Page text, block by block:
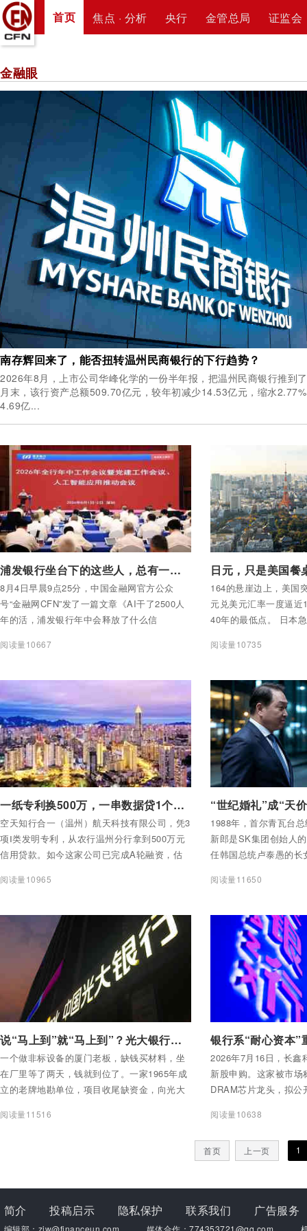
首页 焦点 · 分析 央行 金管总局 证监会
金融眼
南存辉回来了，能否扭转温州民商银行的下行趋势？
2026年8月，上市公司华峰化学的一份半年报，把温州民商银行推到了聚光灯下
月末，该行资产总额509.70亿元，较年初减少14.53亿元，缩水
4.69亿...
浦发银行坐台下的这些人，总有一天被AI取代？
8月4日早晨9点25分，中国金融网官方公众
号“金融网CFN”发了一篇文章《AI干了2500人
年的活，浦发银行年中会释放了什么信
言： “恭喜坐台下的这些人，总有一天被AI取
人员对AI的集体焦虑。
阅读量10667
日元，只是美国餐
164的悬崖边上，美国
元兑美元汇率一度逼
40年的最低点。 日本
入日元干预，但该措
日元（约732亿美元）
干预提振效果短暂，日
阅读量10735
一纸专利换500万，一串数据贷1个亿——温州怎么把“看不见的”变成钱？
空天知行合一（温州）航天科技有限公司，凭3
项Ⅰ类发明专利，从农行温州分行拿到500万元
信用贷款。如今这家公司已完成A轮融资，估
州数商协会授予5亿元专项授信。靠的是“数据
当“房本”用了。 一纸专利换500万，一串数据贷
阅读量10965
1988年，首尔青瓦台
新郎是SK集团创始人
任韩国总统卢泰愚的
2026年7月24日，首尔
9440亿韩元（约合
阅读量11650
说“马上到”就“马上到”？光大银行这是几个意思？
一个做非标设备的厦门老板，缺钱买材料，坐
在厂里等了两天，钱就到位了。一家1965年成
立的老牌地勘单位，项目收尾缺资金，向光大
提“汇报一下”“研究研究”这类打官腔的常见说
是几个意思？
阅读量11516
银行系“耐心资本”
2026年7月16日，长鑫
新股申购。这家被市场
DRAM芯片龙头，拟
最大的IPO项目。
阅读量10638
首页 上一页 1
简介 投稿启示 隐私保护 联系我们 广告服务
编辑部：zjw@financeun.com 媒体合作：774353721@qq.com